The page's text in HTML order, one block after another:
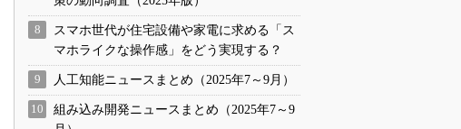
スマホ世代が住宅設備や家電に求める「ス
マホライクな操作感」をどう実現する？
人工知能ニュースまとめ（2025年7～9月）
組み込み開発ニュースまとめ（2025年7～9